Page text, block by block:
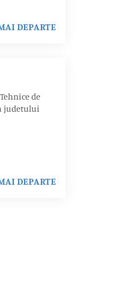
DEPARTE
de
judetului
DEPARTE